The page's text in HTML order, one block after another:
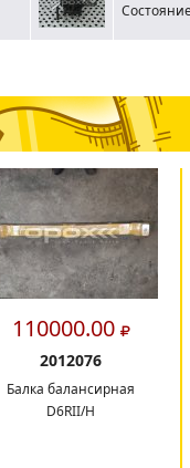
110000.00
2012076
Балка балансирная
D6RII/H